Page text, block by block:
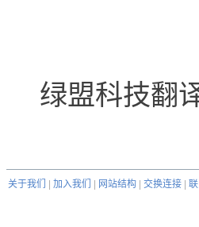
绿盟科技翻
关于我们 加入我们 网站结构 交换连接
联